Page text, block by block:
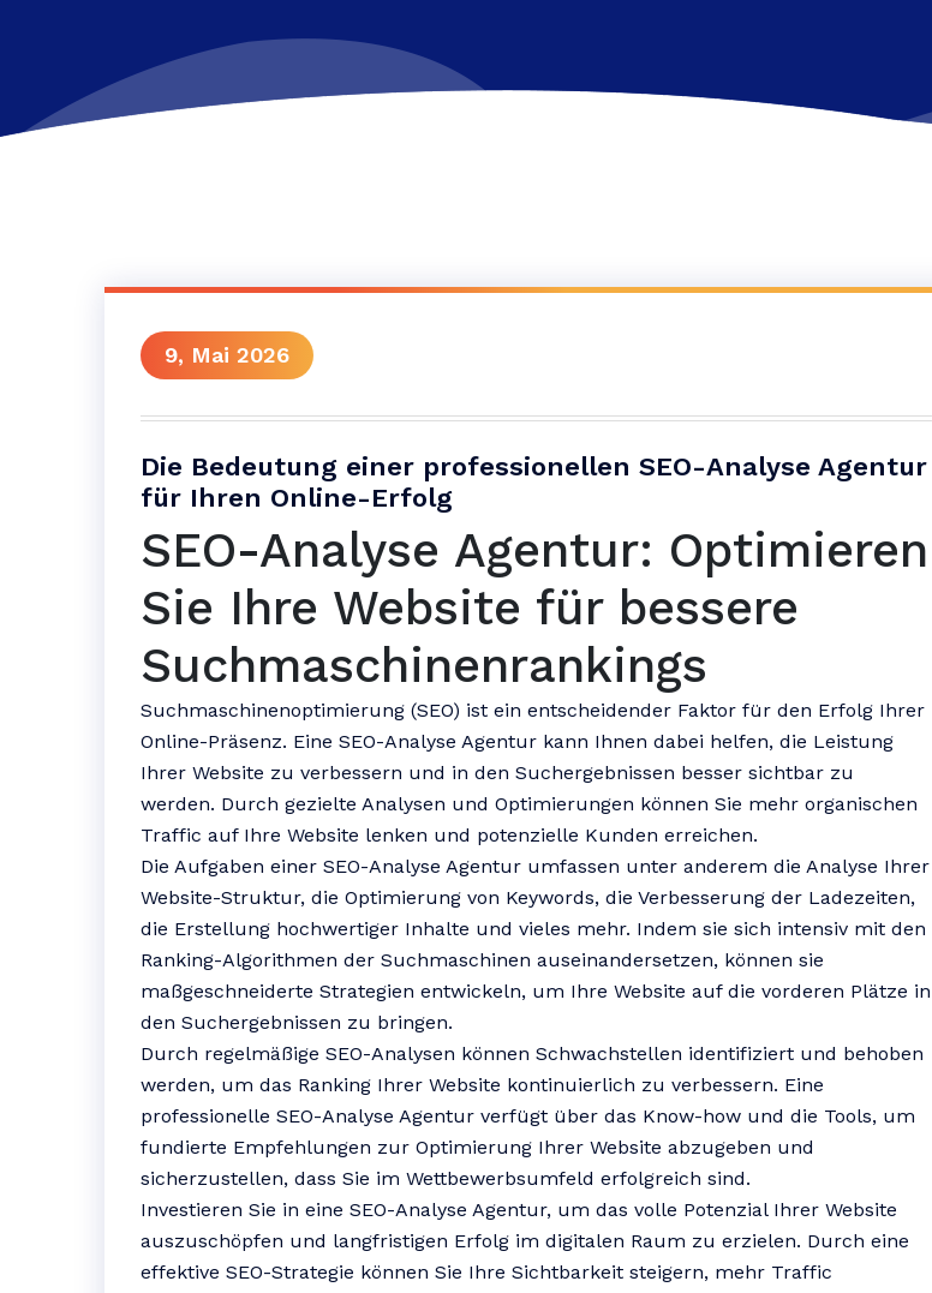
9, Mai 2026
Die Bedeutung einer professionellen SEO-Analyse Agentur
für Ihren Online-Erfolg
SEO-Analyse Agentur: Optimieren
Sie Ihre Website für bessere
Suchmaschinenrankings
Suchmaschinenoptimierung (SEO) ist ein entscheidender Faktor für den Erfolg Ihrer
Online-Präsenz. Eine SEO-Analyse Agentur kann Ihnen dabei helfen, die Leistung
Ihrer Website zu verbessern und in den Suchergebnissen besser sichtbar zu
werden. Durch gezielte Analysen und Optimierungen können Sie mehr organischen
Traffic auf Ihre Website lenken und potenzielle Kunden erreichen.
Die Aufgaben einer SEO-Analyse Agentur umfassen unter anderem die Analyse Ihrer
Website-Struktur, die Optimierung von Keywords, die Verbesserung der Ladezeiten,
die Erstellung hochwertiger Inhalte und vieles mehr. Indem sie sich intensiv mit den
Ranking-Algorithmen der Suchmaschinen auseinandersetzen, können sie
maßgeschneiderte Strategien entwickeln, um Ihre Website auf die vorderen Plätze in
den Suchergebnissen zu bringen.
Durch regelmäßige SEO-Analysen können Schwachstellen identifiziert und behoben
werden, um das Ranking Ihrer Website kontinuierlich zu verbessern. Eine
professionelle SEO-Analyse Agentur verfügt über das Know-how und die Tools, um
fundierte Empfehlungen zur Optimierung Ihrer Website abzugeben und
sicherzustellen, dass Sie im Wettbewerbsumfeld erfolgreich sind.
Investieren Sie in eine SEO-Analyse Agentur, um das volle Potenzial Ihrer Website
auszuschöpfen und langfristigen Erfolg im digitalen Raum zu erzielen. Durch eine
effektive SEO-Strategie können Sie Ihre Sichtbarkeit steigern, mehr Traffic